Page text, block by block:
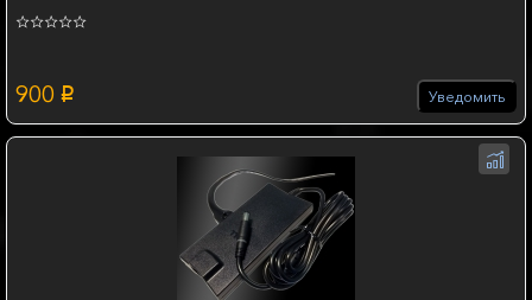
900 p Уведомить